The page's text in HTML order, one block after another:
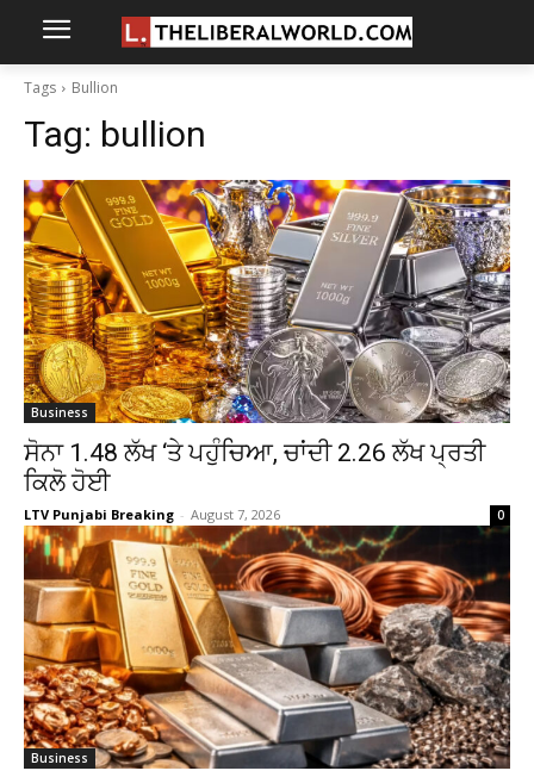
Tags Bullion
Tag: bullion
Business
ਸੋਨਾ ₹1.48 ਲੱਖ ‘ਤੇ ਪਹੁੰਚਿਆ, ਚਾਂਦੀ ₹2.26 ਲੱਖ ਪ੍ਰਤੀ
ਕਿਲੋ ਹੋਈ
LTV Punjabi Breaking - August 7, 2026 0
Business